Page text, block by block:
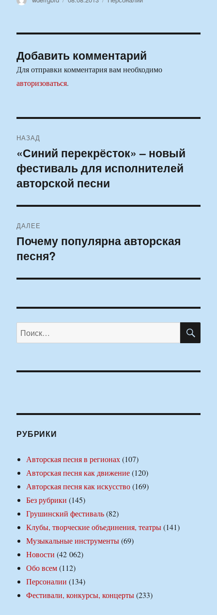
Добавить комментарий
Для отправки комментария вам необходимо
авторизоваться.
по
записям
НАЗАД
Предыдущая
запись:
«Синий перекрёсток» – новый
фестиваль для исполнителей
авторской песни
ДАЛЕЕ
Следующая
запись:
Почему популярна авторская
песня?
Искать:
РУБРИКИ
Авторская песня в регионах(107)
Авторская песня как движение(120)
Авторская песня как искусство(169)
Без рубрики (145)
Грушинский фестиваль(82)
Клубы, творческие объединения, театры(141)
Музыкальные инструменты(69)
Новости (42 062)
Обо всем(112)
Персоналии (134)
Фестивали, конкурсы, концерты(233)